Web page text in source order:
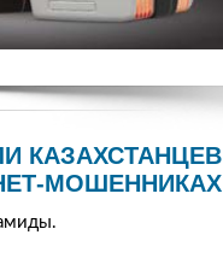
КАЗАХСТАНЦЕВ
МОШЕННИКАХ